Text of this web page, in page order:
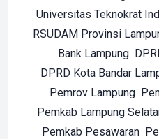
Universitas Teknokrat
RSUDAM Provinsi
Bank Lampung
DPRD Kota Bandar
Pemrov Lampung
Pemkab Lampung
Pemkab Pesawaran